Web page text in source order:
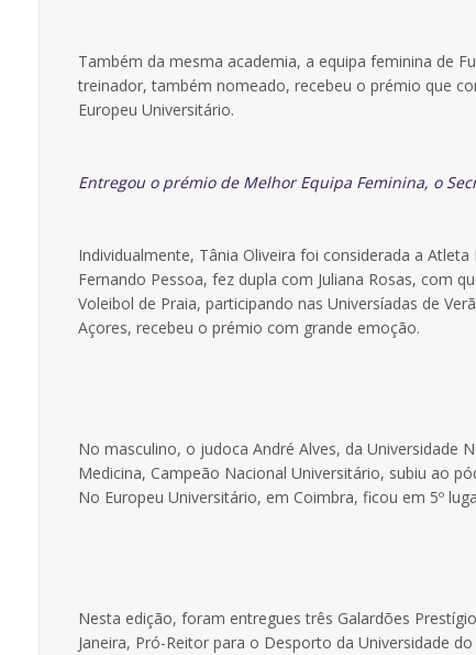
Também da mesma academia, a equipa feminina de
treinador, também nomeado, recebeu o prémio que
Europeu Universitário.
Entregou o prémio de Melhor Equipa Feminina, o
Individualmente, Tânia Oliveira foi considerada a
Fernando Pessoa, fez dupla com Juliana Rosas, com
Voleibol de Praia, participando nas Universíadas de
Açores, recebeu o prémio com grande emoção.
No masculino, o judoca André Alves, da Universidade
Medicina, Campeão Nacional Universitário, subiu ao
No Europeu Universitário, em Coimbra, ficou em 5º
Nesta edição, foram entregues três Galardões
Janeira, Pró-Reitor para o Desporto da Universidade